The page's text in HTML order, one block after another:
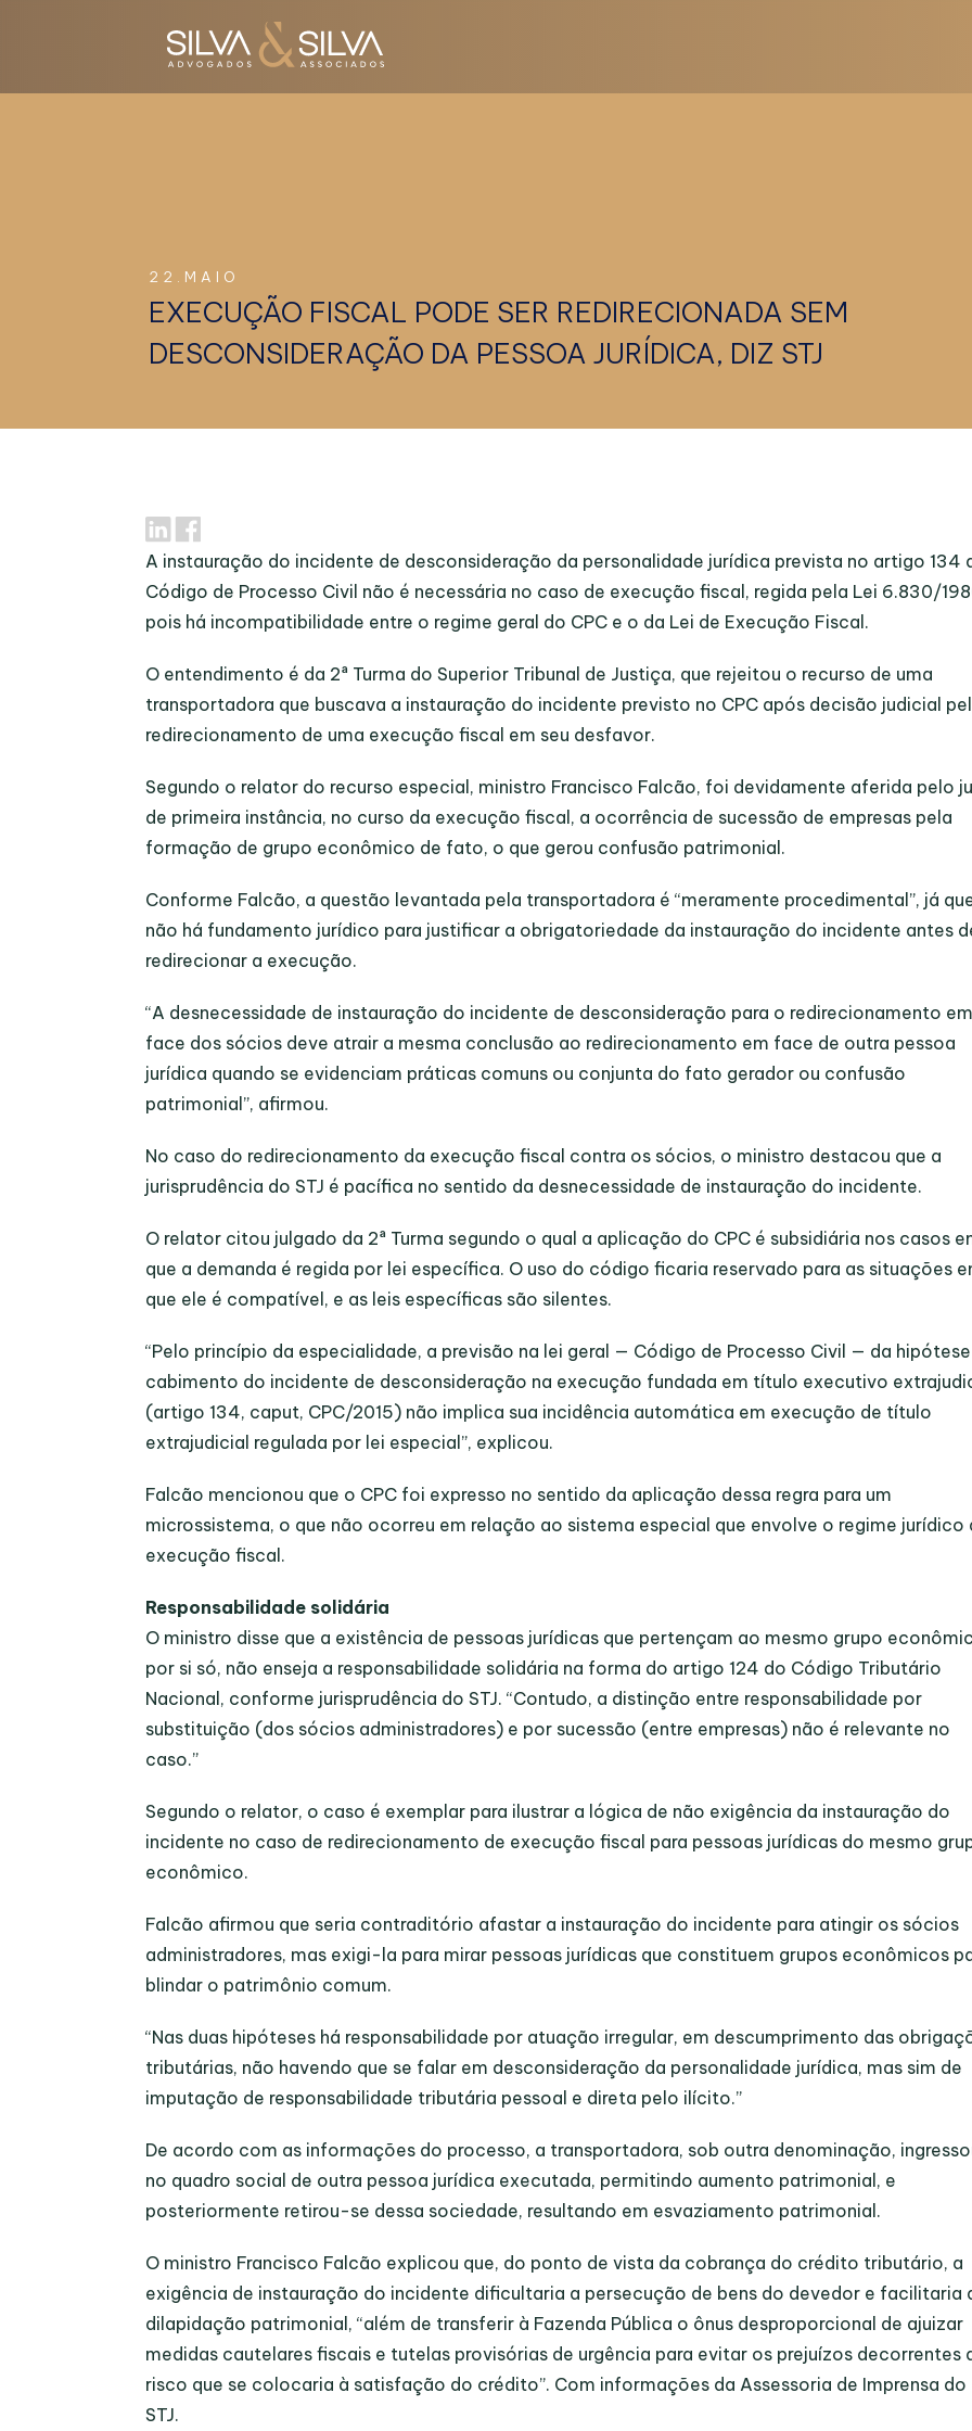
22.MAIO
EXECUÇÃO FISCAL PODE SER REDIRECIONADA SEM
DESCONSIDERAÇÃO DA PESSOA JURÍDICA, DIZ STJ
A instauração do incidente de desconsideração da personalidade jurídica prevista no artigo 134
Código de Processo Civil não é necessária no caso de execução fiscal, regida pela Lei 6.830/
pois há incompatibilidade entre o regime geral do CPC e o da Lei de Execução Fiscal.
O entendimento é da 2ª Turma do Superior Tribunal de Justiça, que rejeitou o recurso de uma
transportadora que buscava a instauração do incidente previsto no CPC após decisão judicial
redirecionamento de uma execução fiscal em seu desfavor.
Segundo o relator do recurso especial, ministro Francisco Falcão, foi devidamente aferida pelo
de primeira instância, no curso da execução fiscal, a ocorrência de sucessão de empresas pela
formação de grupo econômico de fato, o que gerou confusão patrimonial.
Conforme Falcão, a questão levantada pela transportadora é “meramente procedimental”, já
não há fundamento jurídico para justificar a obrigatoriedade da instauração do incidente antes
redirecionar a execução.
“A desnecessidade de instauração do incidente de desconsideração para o redirecionamento em
face dos sócios deve atrair a mesma conclusão ao redirecionamento em face de outra pessoa
jurídica quando se evidenciam práticas comuns ou conjunta do fato gerador ou confusão
patrimonial”, afirmou.
No caso do redirecionamento da execução fiscal contra os sócios, o ministro destacou que a
jurisprudência do STJ é pacífica no sentido da desnecessidade de instauração do incidente.
O relator citou julgado da 2ª Turma segundo o qual a aplicação do CPC é subsidiária nos casos
que a demanda é regida por lei específica. O uso do código ficaria reservado para as situações
que ele é compatível, e as leis específicas são silentes.
“Pelo princípio da especialidade, a previsão na lei geral — Código de Processo Civil — da
cabimento do incidente de desconsideração na execução fundada em título executivo
(artigo 134, caput, CPC/2015) não implica sua incidência automática em execução de título
extrajudicial regulada por lei especial”, explicou.
Falcão mencionou que o CPC foi expresso no sentido da aplicação dessa regra para um
microssistema, o que não ocorreu em relação ao sistema especial que envolve o regime jurídico
execução fiscal.
Responsabilidade solidária
O ministro disse que a existência de pessoas jurídicas que pertençam ao mesmo grupo
por si só, não enseja a responsabilidade solidária na forma do artigo 124 do Código Tributário
Nacional, conforme jurisprudência do STJ. “Contudo, a distinção entre responsabilidade por
substituição (dos sócios administradores) e por sucessão (entre empresas) não é relevante no
caso.”
Segundo o relator, o caso é exemplar para ilustrar a lógica de não exigência da instauração do
incidente no caso de redirecionamento de execução fiscal para pessoas jurídicas do mesmo
econômico.
Falcão afirmou que seria contraditório afastar a instauração do incidente para atingir os sócios
administradores, mas exigi-la para mirar pessoas jurídicas que constituem grupos econômicos
blindar o patrimônio comum.
“Nas duas hipóteses há responsabilidade por atuação irregular, em descumprimento das
tributárias, não havendo que se falar em desconsideração da personalidade jurídica, mas sim de
imputação de responsabilidade tributária pessoal e direta pelo ilícito.”
De acordo com as informações do processo, a transportadora, sob outra denominação,
no quadro social de outra pessoa jurídica executada, permitindo aumento patrimonial, e
posteriormente retirou-se dessa sociedade, resultando em esvaziamento patrimonial.
O ministro Francisco Falcão explicou que, do ponto de vista da cobrança do crédito tributário, a
exigência de instauração do incidente dificultaria a persecução de bens do devedor e facilitaria
dilapidação patrimonial, “além de transferir à Fazenda Pública o ônus desproporcional de ajuizar
medidas cautelares fiscais e tutelas provisórias de urgência para evitar os prejuízos decorrentes
risco que se colocaria à satisfação do crédito”. Com informações da Assessoria de Imprensa do
STJ.